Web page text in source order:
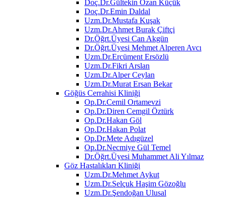
Doç.Dr.Gültekin Ozan Küçük
Doç.Dr.Emin Daldal
Uzm.Dr.Mustafa Kuşak
Uzm.Dr.Ahmet Burak Çiftçi
Dr.Öğrt.Üyesi Can Akgün
Dr.Öğrt.Üyesi Mehmet Alperen Avcı
Uzm.Dr.Ercüment Ersözlü
Uzm.Dr.Fikri Arslan
Uzm.Dr.Alper Ceylan
Uzm.Dr.Murat Ersan Bekar
Göğüs Cerrahisi Kliniği
Op.Dr.Cemil Ortamevzi
Op.Dr.Diren Cemgil Öztürk
Op.Dr.Hakan Göl
Op.Dr.Hakan Polat
Op.Dr.Mete Adıgüzel
Op.Dr.Necmiye Gül Temel
Dr.Öğrt.Üyesi Muhammet Ali Yılmaz
Göz Hastalıkları Kliniği
Uzm.Dr.Mehmet Aykut
Uzm.Dr.Selçuk Haşim Gözoğlu
Uzm.Dr.Şendoğan Ulusal